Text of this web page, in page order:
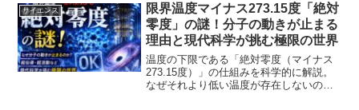
サイエンス
限界温度マイナス273.15度「絶対
零度」の謎！分子の動きが止まる
理由と現代科学が挑む極限の世界
温度の下限である「絶対零度（マイナス
273.15度）」の仕組みを科学的に解説。
なぜそれより低い温度が存在しないの